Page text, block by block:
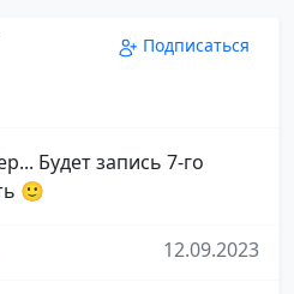
Подписаться
Будет запись 7-го
🙂
12.09.2023